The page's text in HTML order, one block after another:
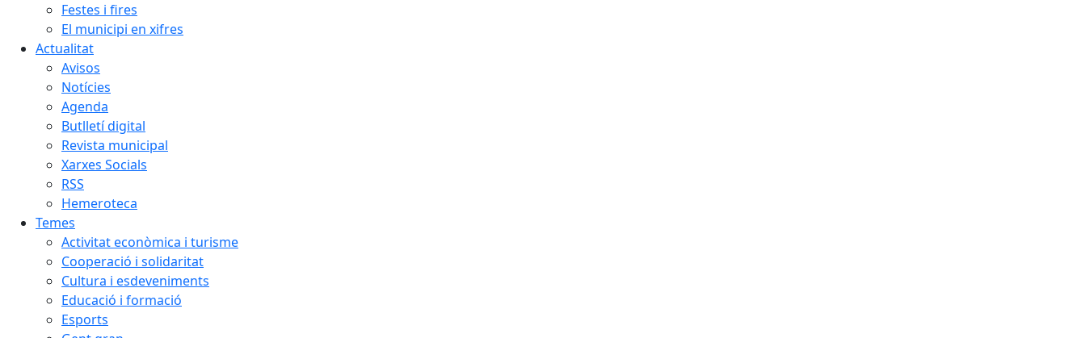
Festes i fires
El municipi en xifres
Actualitat
Avisos
Notícies
Agenda
Butlletí digital
Revista municipal
Xarxes Socials
RSS
Hemeroteca
Temes
Activitat econòmica i turisme
Cooperació i solidaritat
Cultura i esdeveniments
Educació i formació
Esports